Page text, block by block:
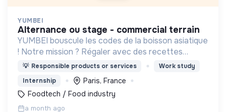
YUMBEI
alternance ou stage - commercial terrain
YUMBEI bouscule les codes de la boisson asiatique
! Notre mission ? Régaler avec des recettes
innovantes, plus saines et responsables.
💡 Responsible products or services
Work study
Internship
Paris, France
Foodtech / Food industry
a month ago